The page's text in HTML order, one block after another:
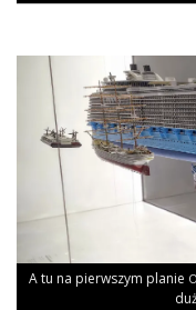
A tu na pierw­szym pla­nie